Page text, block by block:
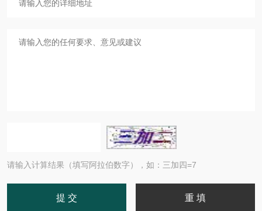
请输入计算结果（填写阿拉伯数字），如：三加四=7